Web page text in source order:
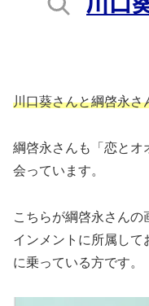
川口葵さんと綱啓永さ
綱啓永さんも「恋とオ
会っています。
こちらが綱啓永さんの
インメントに所属して
に乗っている方です。